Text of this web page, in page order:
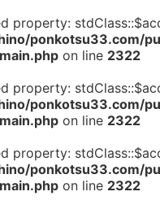
property:
ponkotsu33.com/
on line 2322
property:
ponkotsu33.com/
on line 2322
property:
ponkotsu33.com/
on line 2322